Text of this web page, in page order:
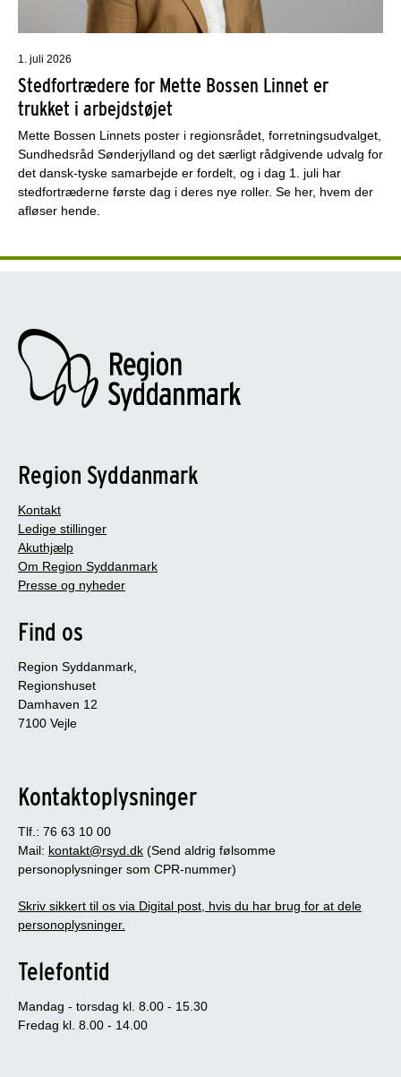
1. juli 2026
Stedfortrædere for Mette Bossen Linnet er
trukket i arbejdstøjet
Mette Bossen Linnets poster i regionsrådet, forretningsudvalget,
Sundhedsråd Sønderjylland og det særligt rådgivende udvalg for
det dansk-tyske samarbejde er fordelt, og i dag 1. juli har
stedfortræderne første dag i deres nye roller. Se her, hvem der
afløser hende.
Region Syddanmark
Kontakt
Ledige stillinger
Akuthjælp
Om Region Syddanmark
Presse og nyheder
Find os
Region Syddanmark,
Regionshuset
Damhaven 12
7100 Vejle
Kontaktoplysninger
Tlf.: 76 63 10 00
Mail: kontakt@rsyd.dk (Send aldrig følsomme
personoplysninger som CPR-nummer)
Skriv sikkert til os via Digital post, hvis du har brug for at dele
personoplysninger.
Telefontid
Mandag - torsdag kl. 8.00 - 15.30
Fredag kl. 8.00 - 14.00